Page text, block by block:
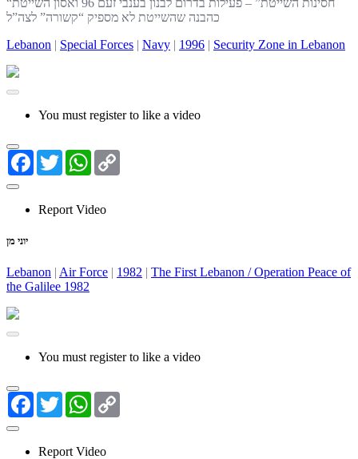
כהבנה שהשייטת לא מספיק “קשורה” לצה”ל
Lebanon | Special Forces | Navy | 1996 | Security Zone in Lebanon
You must register to like a video
Facebook
TwitterWhatsApp
Report Video
יוני מן
Lebanon | Air Force | 1982 | The First Lebanon / Operation Peace of
the Galilee 1982
You must register to like a video
Facebook
TwitterWhatsApp
Report Video